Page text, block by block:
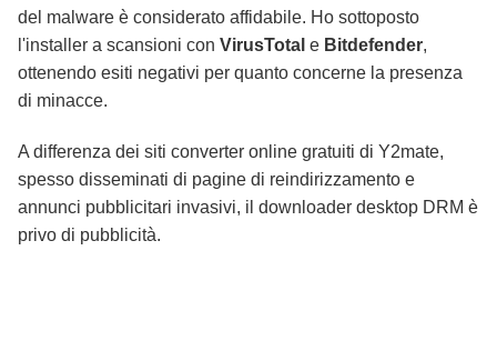
del malware è considerato affidabile. Ho sottoposto
l'installer a scansioni con VirusTotal e Bitdefender,
ottenendo esiti negativi per quanto concerne la presenza
di minacce.
A differenza dei siti converter online gratuiti di Y2mate,
spesso disseminati di pagine di reindirizzamento e
annunci pubblicitari invasivi, il downloader desktop DRM è
privo di pubblicità.